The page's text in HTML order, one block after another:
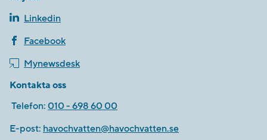
Linkedin
Facebook
Mynewsdesk
Kontakta oss
Telefon: 010 - 698 60 00
E-post: havochvatten@havochvatten.se